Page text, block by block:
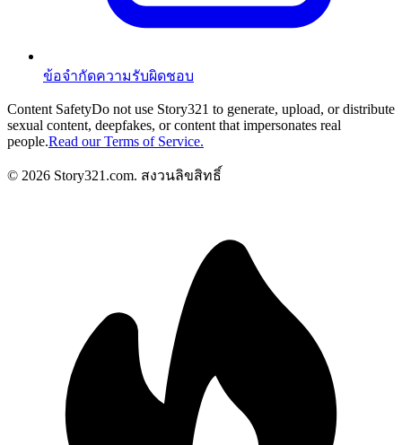
ข้อจำกัดความรับผิดชอบ
Content SafetyDo not use Story321 to generate, upload, or distribute
sexual content, deepfakes, or content that impersonates real
people.Read our Terms of Service.
© 2026 Story321.com. สงวนลิขสิทธิ์